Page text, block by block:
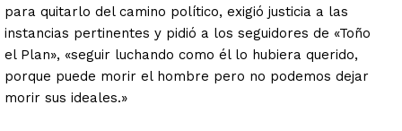
para quitarlo del camino político, exigió justicia a las
instancias pertinentes y pidió a los seguidores de «Toño
el Plan», «seguir luchando como él lo hubiera querido,
porque puede morir el hombre pero no podemos dejar
morir sus ideales.»